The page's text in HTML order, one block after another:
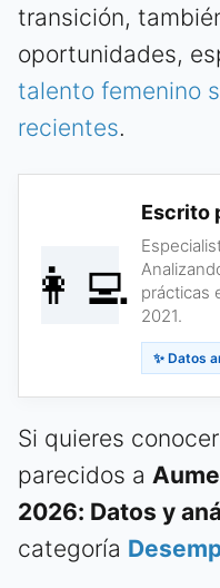
transición,
oportunidades,
talento femenino
recientes.
👩‍💻
Escrito
prácticas
2021.
✨ Datos
Si quieres
parecidos a
2026: Datos y
categoría